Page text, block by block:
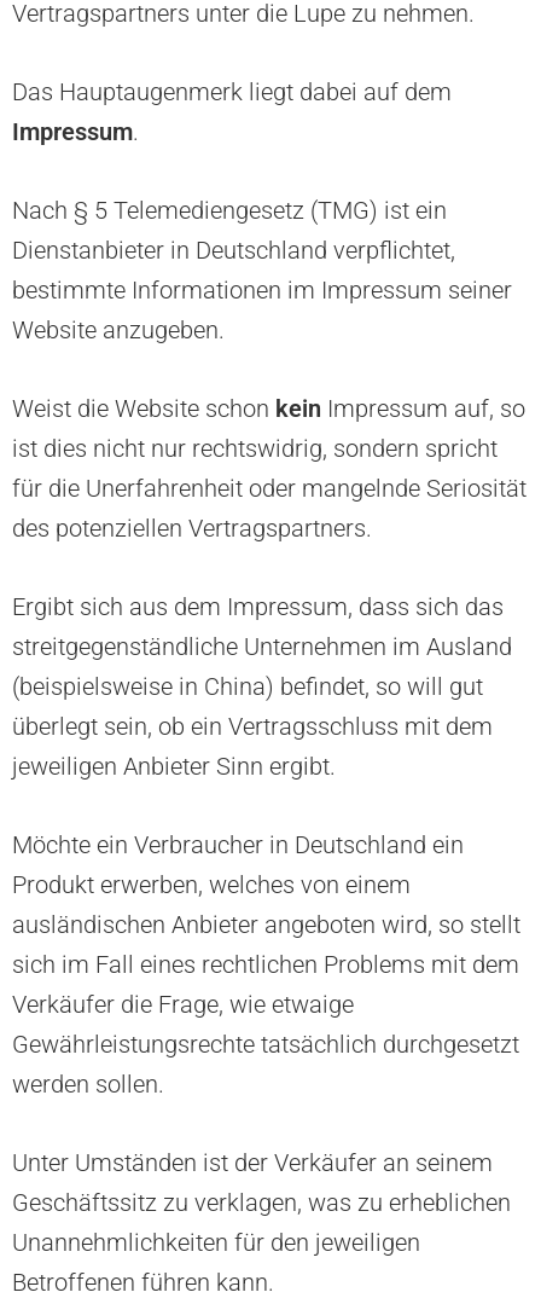
Vertragspartners unter die Lupe zu nehmen.
Das Hauptaugenmerk liegt dabei auf dem
Impressum.
Nach § 5 Telemediengesetz (TMG) ist ein
Dienstanbieter in Deutschland verpflichtet,
bestimmte Informationen im Impressum seiner
Website anzugeben.
Weist die Website schon kein Impressum auf, so
ist dies nicht nur rechtswidrig, sondern spricht
für die Unerfahrenheit oder mangelnde Seriosität
des potenziellen Vertragspartners.
Ergibt sich aus dem Impressum, dass sich das
streitgegenständliche Unternehmen im Ausland
(beispielsweise in China) befindet, so will gut
überlegt sein, ob ein Vertragsschluss mit dem
jeweiligen Anbieter Sinn ergibt.
Möchte ein Verbraucher in Deutschland ein
Produkt erwerben, welches von einem
ausländischen Anbieter angeboten wird, so stellt
sich im Fall eines rechtlichen Problems mit dem
Verkäufer die Frage, wie etwaige
Gewährleistungsrechte tatsächlich durchgesetzt
werden sollen.
Unter Umständen ist der Verkäufer an seinem
Geschäftssitz zu verklagen, was zu erheblichen
Unannehmlichkeiten für den jeweiligen
Betroffenen führen kann.